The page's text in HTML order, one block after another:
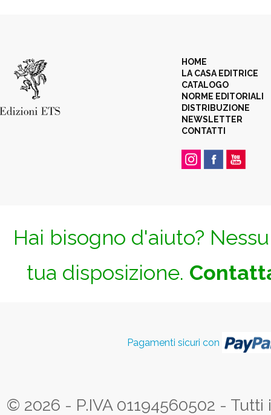
HOME
LA CASA EDITRICE
CATALOGO
NORME EDITORIALI
DISTRIBUZIONE
NEWSLETTER
CONTATTI
Hai bisogno d'aiuto?
tua disposizione.
Pagamenti sicuri con
© 2026 - P.IVA 01194560502 -